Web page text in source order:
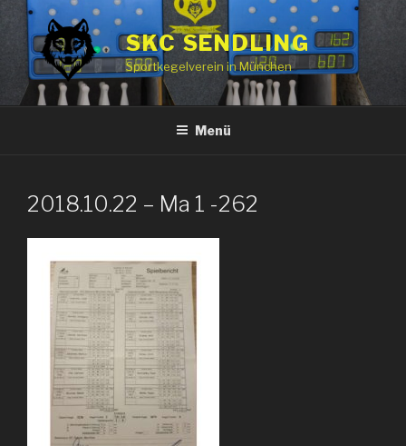
springen
SKC SENDLING
Sportkegelverein in München
Menü
2018.10.22 – Ma 1 -262